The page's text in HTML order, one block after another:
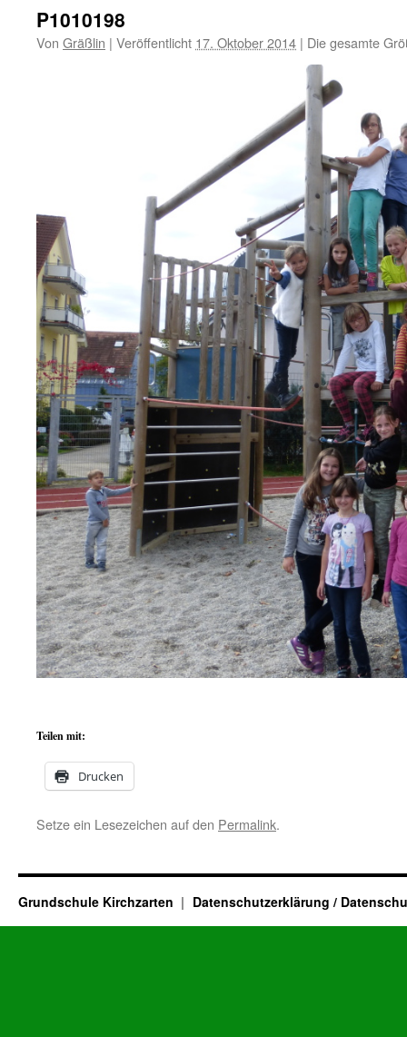
P1010198
Von Gräßlin | Veröffentlicht 17. Oktober 2014 | Die gesamte
Teilen mit:
Drucken
Setze ein Lesezeichen auf den Permalink.
Grundschule Kirchzarten Datenschutzerklärung /